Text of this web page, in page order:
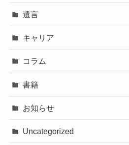
遺言
キャリア
コラム
書籍
お知らせ
Uncategorized